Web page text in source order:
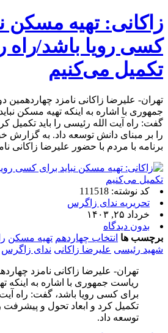
زاکانی: تهیه مسکن
کسی رویا باشد/راه
تکمیل می‌کنیم
تهران- علیرضا زاکانی نامزد چهاردهمین
جمهوری با اشاره به اینکه تهیه مسکن
گفت: راه آیت الله رئیسی را باید تکمیل
را بر مبنای دانش توسعه داد. به گزارش
برنامه با مردم با حضور علیرضا زاکانی
کد نوشته: 111518
تحریریه ندای زاگرس
خرداد ۲۵, ۱۴۰۳
بدون دیدگاه
برچسب ها انتخاب چهاردهم تهیه مسکن
شهید رئیسی علیرضا زاکانی ندای زاگرس
تهران- علیرضا زاکانی نامزد
ریاست جمهوری با اشاره به اینکه
برای کسی رویا باشد، گفت: راه آیت
تکمیل کرد و ابعاد تحول و پیشرفت
توسعه داد.